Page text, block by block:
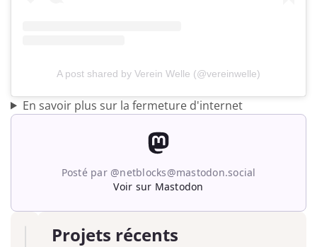
A post shared by Verein Welle (@vereinwelle)
En savoir plus sur la fermeture d'internet
Posté par @netblocks@mastodon.social
Voir sur Mastodon
Projets récents